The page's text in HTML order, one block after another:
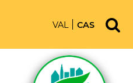
VAL CAS